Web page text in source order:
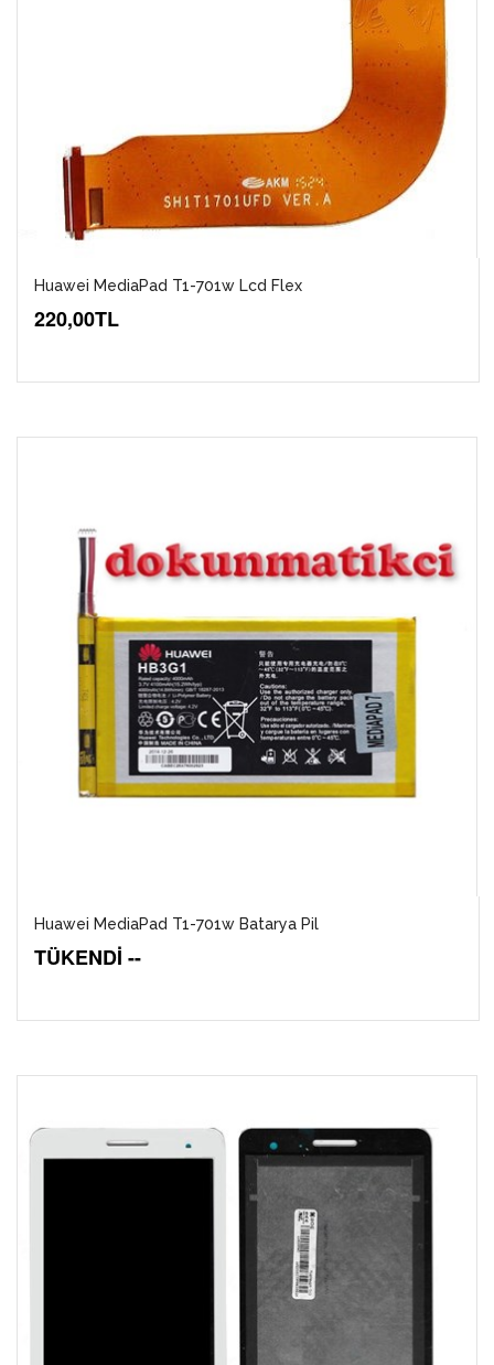
Huawei MediaPad T1-701w Lcd Flex
220,00TL
Huawei MediaPad T1-701w Batarya Pil
TÜKENDİ --